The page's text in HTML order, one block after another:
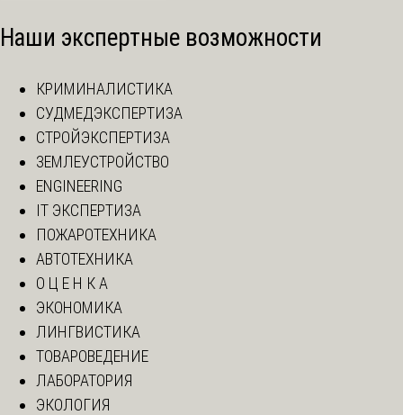
Наши экспертные возможности
КРИМИНАЛИСТИКА
СУДМЕДЭКСПЕРТИЗА
СТРОЙЭКСПЕРТИЗА
ЗЕМЛЕУСТРОЙСТВО
ENGINEERING
IT ЭКСПЕРТИЗА
ПОЖАРОТЕХНИКА
АВТОТЕХНИКА
О Ц Е Н К А
ЭКОНОМИКА
ЛИНГВИСТИКА
ТОВАРОВЕДЕНИЕ
ЛАБОРАТОРИЯ
ЭКОЛОГИЯ